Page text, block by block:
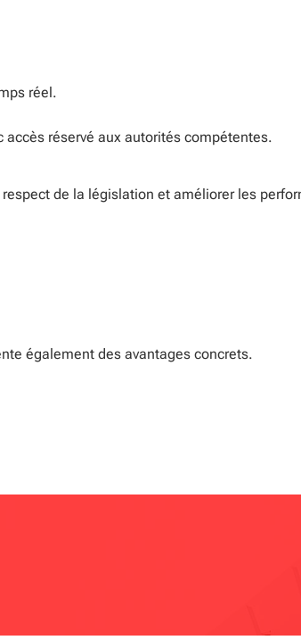
réel.
réservé aux autorités compétentes.
de la législation et améliorer les
également des avantages concrets.